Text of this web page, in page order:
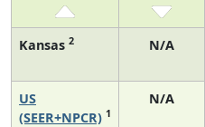
Kansas 2 N/A
US
(SEER+NPCR) 1
N/A